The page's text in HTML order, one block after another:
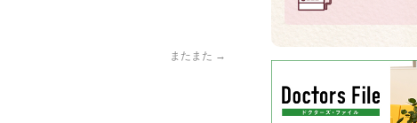
またまた →